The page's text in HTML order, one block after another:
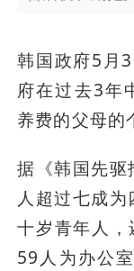
韩国政府5月
府在过去3年
养费的父母的
据《韩国先
人超过七成
十岁青年人，
59人为办公